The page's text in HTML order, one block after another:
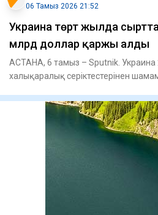
06 Тамыз 2026 21:52
Украина төрт жылда
млрд доллар қаржы алды
АСТАНА, 6 тамыз – Sputnik. Украина
халықаралық серіктестерінен